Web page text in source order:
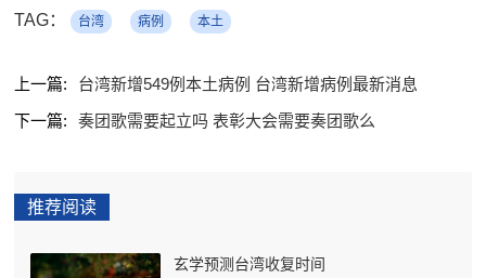
TAG： 台湾 病例 本土
上一篇:
台湾新增549例本土病例 台湾新增病例最新消息
下一篇:
奏团歌需要起立吗 表彰大会需要奏团歌么
推荐阅读
玄学预测台湾收复时间